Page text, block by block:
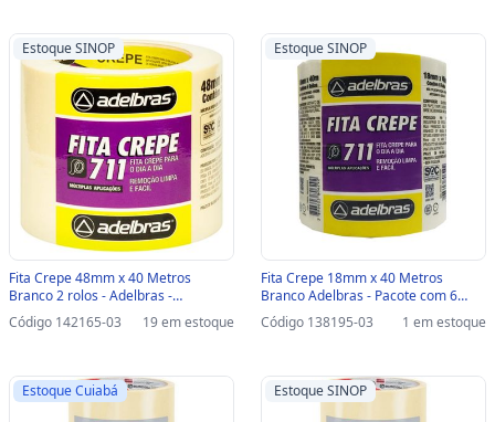
Estoque SINOP
Fita Crepe 48mm x 40 Metros
Branco 2 rolos - Adelbras -
1624000007-SINOP-03 -
1624000007
Código 142165-03 19 em estoque
Estoque SINOP
Fita Crepe 18mm x 40 Metros
Branco Adelbras - Pacote com 6
Unidades - 1624000004-SINOP-03 -
1624000004
Código 138195-03 1 em estoque
Estoque Cuiabá Estoque SINOP